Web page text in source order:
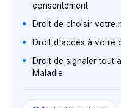
consentement
Droit de choisir votre
Droit d'accès à votre
Droit de signaler tout
Maladie